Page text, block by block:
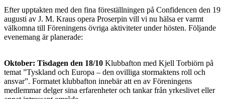
Efter upptakten med den fina föreställningen på Confidencen den 19
augusti av J. M. Kraus opera Proserpin vill vi nu hälsa er varmt
välkomna till Föreningens övriga aktiviteter under hösten. Följande
evenemang är planerade:
Oktober: Tisdagen den 18/10 Klubbafton med Kjell Torbiörn på
temat ”Tyskland och Europa – den ovilliga stormaktens roll och
ansvar”. Formatet klubbafton innebär att en av Föreningens
medlemmar delger sina erfarenheter och tankar från yrkeslivet eller